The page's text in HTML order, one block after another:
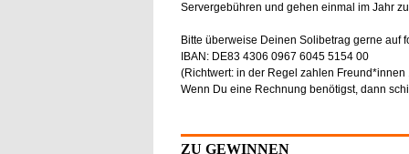
Servergebühren und gehen einmal im Jahr
Bitte überweise Deinen Solibetrag gerne auf
IBAN: DE83 4306 0967 6045 5154 00
(Richtwert: in der Regel zahlen Freund*innen
Wenn Du eine Rechnung benötigst, dann
ZU GEWINNEN